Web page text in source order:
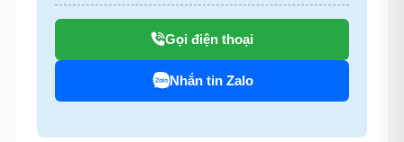
Gọi điện thoại
Nhắn tin Zalo